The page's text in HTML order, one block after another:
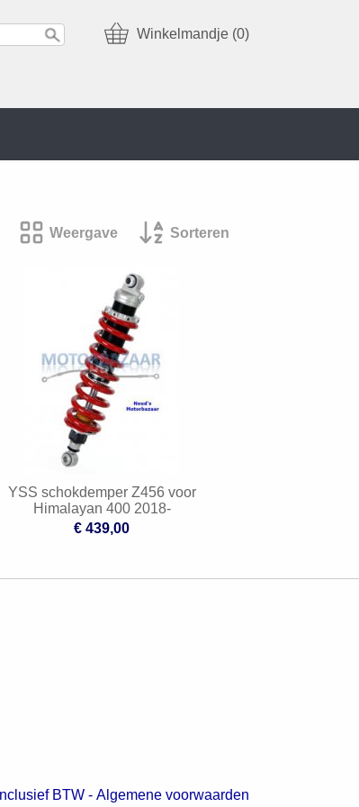
Winkelmandje (0)
Weergave Sorteren
YSS schokdemper Z456 voor
Himalayan 400 2018-
€ 439,00
BTW - Algemene voorwaarden